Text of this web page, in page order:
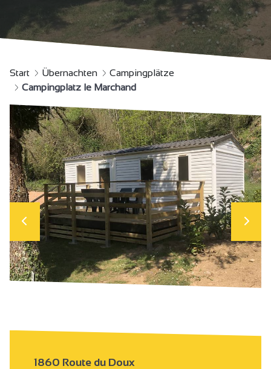
Start Übernachten
Campingplätze
Campingplatz le Marchand
1860 Route du Doux